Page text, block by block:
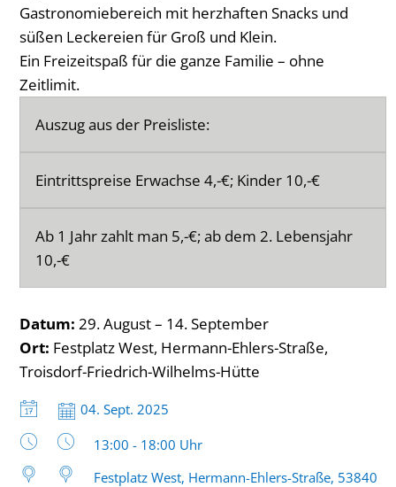
Gastronomiebereich mit herzhaften Snacks und
süßen Leckereien für Groß und Klein.
Ein Freizeitspaß für die ganze Familie – ohne
Zeitlimit.
Auszug aus der Preisliste:
Eintrittspreise Erwachse 4,-€; Kinder 10,-€
Ab 1 Jahr zahlt man 5,-€; ab dem 2. Lebensjahr
10,-€
Datum: 29. August – 14. September
Ort: Festplatz West, Hermann-Ehlers-Straße,
Troisdorf-Friedrich-Wilhelms-Hütte
Datum:
04. Sept. 2025
Uhrzeit:
13:00 - 18:00 Uhr
Festplatz West, Hermann-Ehlers-Straße, 53840